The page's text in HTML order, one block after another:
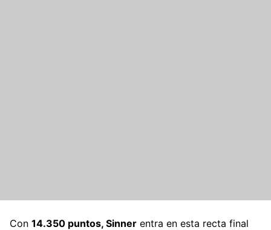
Con 14.350 puntos, Sinner entra en esta recta final